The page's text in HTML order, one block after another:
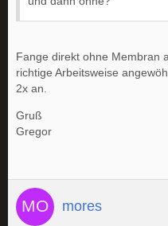
Fange direkt ohne Membran
richtige Arbeitsweise
2x an.
Gruß
Gregor
mores